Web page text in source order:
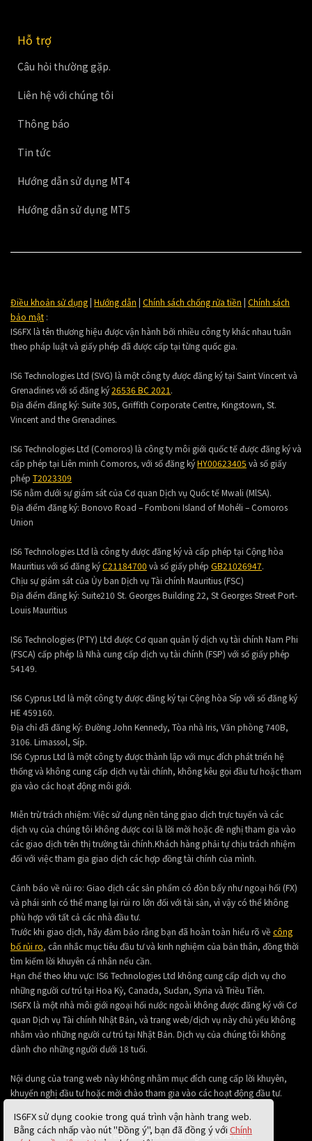
IS6FX sử dụng cookie trong quá trình vận hành trang web.
Bằng cách nhấp vào nút "Đồng ý", bạn đã đồng ý với Chính
Hỗ trợ
Câu hỏi thường gặp.
Liên hệ với chúng tôi
Thông báo
Tin tức
Hướng dẫn sử dụng MT4
Hướng dẫn sử dụng MT5
Điều khoản sử dụng| Hướng dẫn | Chính sách chống rửa tiền | Chính sách
bảo mật :
IS6FX là tên thương hiệu được vận hành bởi nhiều công ty khác nhau tuân
theo pháp luật và giấy phép đã được cấp tại từng quốc gia.
IS6 Technologies Ltd (SVG) là một công ty được đăng ký tại Saint Vincent và
Grenadines với số đăng ký26536 BC 2021.
Địa điểm đăng ký: Suite 305, Griffith Corporate Centre, Kingstown, St.
Vincent and the Grenadines.
IS6 Technologies Ltd (Comoros) là công ty môi giới quốc tế được đăng ký và
cấp phép tại Liên minh Comoros, với số đăng kýHY00623405 và số giấy
phép T2023309
IS6 nằm dưới sự giám sát của Cơ quan Dịch vụ Quốc tế Mwali (MlSA).
Địa điểm đăng ký: Bonovo Road – Fomboni Island of Mohéli – Comoros
Union
IS6 Technologies Ltd là công ty được đăng ký và cấp phép tại Cộng hòa
Mauritius với số đăng kýC21184700 và số giấy phép GB21026947.
Chịu sự giám sát của Ủy ban Dịch vụ Tài chính Mauritius (FSC)
Địa điểm đăng ký: Suite210 St. Georges Building 22, St Georges Street Port-
Louis Mauritius
IS6 Technologies (PTY) Ltd được Cơ quan quản lý dịch vụ tài chính Nam Phi
(FSCA) cấp phép là Nhà cung cấp dịch vụ tài chính (FSP) với số giấy phép
54149.
IS6 Cyprus Ltd là một công ty được đăng ký tại Cộng hòa Síp với số đăng ký
HE 459160.
Địa chỉ đã đăng ký: Đường John Kennedy, Tòa nhà Iris, Văn phòng 740B,
3106. Limassol, Síp.
IS6 Cyprus Ltd là một công ty được thành lập với mục đích phát triển hệ
thống và không cung cấp dịch vụ tài chính, không kêu gọi đầu tư hoặc tham
gia vào các hoạt động môi giới.
Miễn trừ trách nhiệm: Việc sử dụng nền tảng giao dịch trực tuyến và các
dịch vụ của chúng tôi không được coi là lời mời hoặc đề nghị tham gia vào
các giao dịch trên thị trường tài chính.Khách hàng phải tự chịu trách nhiệm
đối với việc tham gia giao dịch các hợp đồng tài chính của mình.
Cảnh báo về rủi ro: Giao dịch các sản phẩm có đòn bẩy như ngoại hối (FX)
và phái sinh có thể mang lại rủi ro lớn đối với tài sản, vì vậy có thể không
phù hợp với tất cả các nhà đầu tư.
Trước khi giao dịch, hãy đảm bảo rằng bạn đã hoàn toàn hiểu rõ về công
bố rủi ro, cân nhắc mục tiêu đầu tư và kinh nghiệm của bản thân, đồng thời
tìm kiếm lời khuyên cá nhân nếu cần.
Hạn chế theo khu vực: IS6 Technologies Ltd không cung cấp dịch vụ cho
những người cư trú tại Hoa Kỳ, Canada, Sudan, Syria và Triều Tiên.
IS6FX là một nhà môi giới ngoại hối nước ngoài không được đăng ký với Cơ
quan Dịch vụ Tài chính Nhật Bản, và trang web/dịch vụ này chủ yếu không
nhằm vào những người cư trú tại Nhật Bản. Dịch vụ của chúng tôi không
dành cho những người dưới 18 tuổi.
Nội dung của trang web này không nhằm mục đích cung cấp lời khuyên,
khuyến nghị đầu tư hoặc mời chào tham gia vào các hoạt động đầu tư.
© 2026 IS6 Technologies Ltd All Rights Reserved.